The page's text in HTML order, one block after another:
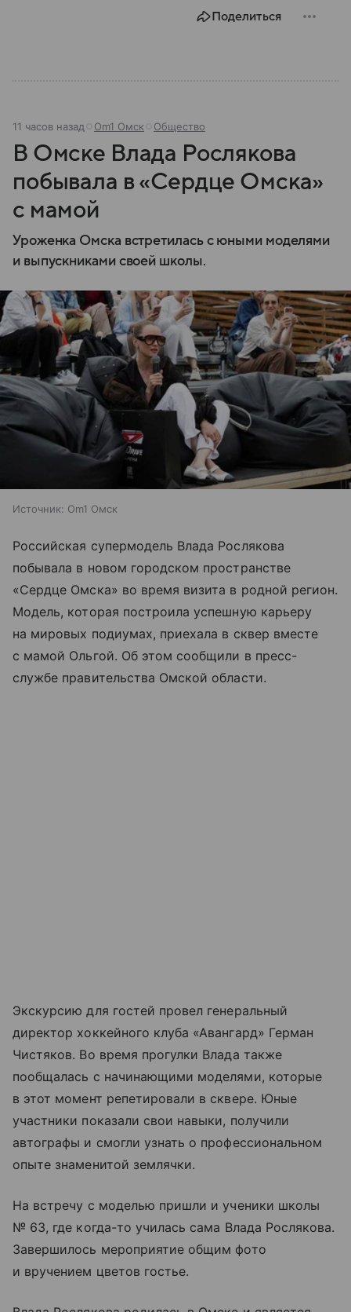
Поделиться
11 часов назад Om1 Омск Общество
В Омске Влада Рослякова
побывала в «Сердце Омска»
с мамой
Уроженка Омска встретилась с юными моделями
и выпускниками своей школы.
Источник: Om1 Омск
Российская супермодель Влада Рослякова
побывала в новом городском пространстве
«Сердце Омска» во время визита в родной регион.
Модель, которая построила успешную карьеру
на мировых подиумах, приехала в сквер вместе
с мамой Ольгой. Об этом сообщили в пресс-
службе правительства Омской области.
Экскурсию для гостей провел генеральный
директор хоккейного клуба «Авангард» Герман
Чистяков. Во время прогулки Влада также
пообщалась с начинающими моделями, которые
в этот момент репетировали в сквере. Юные
участники показали свои навыки, получили
автографы и смогли узнать о профессиональном
опыте знаменитой землячки.
На встречу с моделью пришли и ученики школы
№ 63, где когда-то училась сама Влада Рослякова.
Завершилось мероприятие общим фото
и вручением цветов гостье.